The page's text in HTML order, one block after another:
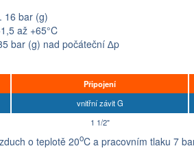
16 bar (g)
až +65°C
bar (g) nad počáteční ∆p
Připojení
vnitřní závit G
1 1/2"
o teplotě 20oC a pracovním tlaku 7